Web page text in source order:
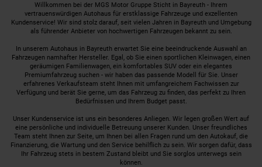
Willkommen bei der MGS Motor Gruppe Sticht in Bayreuth - Ihrem
vertrauenswürdigen Autohaus für erstklassige Fahrzeuge und exzellenten
Kundenservice! Wir sind stolz darauf, seit vielen Jahren in Bayreuth und Umgebung
als führender Anbieter von hochwertigen Fahrzeugen bekannt zu sein.
In unserem Autohaus in Bayreuth erwartet Sie eine beeindruckende Auswahl an
Fahrzeugen namhafter Hersteller. Egal, ob Sie einen sportlichen Kleinwagen, einen
geräumigen Familienwagen, ein komfortables SUV oder ein elegantes
Premiumfahrzeug suchen - wir haben das passende Modell für Sie. Unser
erfahrenes Verkaufsteam steht Ihnen mit umfangreichem Fachwissen zur
Verfügung und berät Sie gerne, um das Fahrzeug zu finden, das perfekt zu Ihren
Bedürfnissen und Ihrem Budget passt.
Unser Kundenservice ist uns ein besonderes Anliegen. Wir legen großen Wert auf
eine persönliche und individuelle Betreuung unserer Kunden. Unser freundliches
Team steht Ihnen zur Seite, um Ihnen bei allen Fragen rund um den Autokauf, die
Finanzierung, die Wartung und den Service behilflich zu sein. Wir sorgen dafür, dass
Ihr Fahrzeug stets in bestem Zustand bleibt und Sie sorglos unterwegs sein
können.